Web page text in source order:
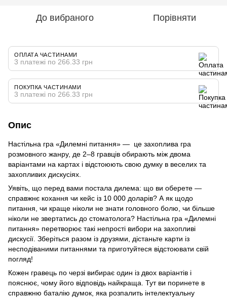
До вибраного Порівняти
ОПЛАТА ЧАСТИНАМИ
3 платежі по 266.33 грн
ПОКУПКА ЧАСТИНАМИ
3 платежі по 266.33 грн
Опис
Настільна гра «Дилемні питання» — це захоплива гра
розмовного жанру, де 2–8 гравців обирають між двома
варіантами на картах і відстоюють свою думку в веселих та
захопливих дискусіях.
Уявіть, що перед вами постала дилема: що ви оберете —
справжнє кохання чи кейс із 10 000 доларів? А як щодо
питання, чи краще ніколи не знати головного болю, чи більше
ніколи не звертатись до стоматолога? Настільна гра «Дилемні
питання» перетворює такі непрості вибори на захопливі
дискусії. Зберіться разом із друзями, дістаньте карти із
несподіваними питаннями та приготуйтеся відстоювати свій
погляд!
Кожен гравець по черзі вибирає один із двох варіантів і
пояснює, чому його відповідь найкраща. Тут ви поринете в
справжню баталію думок, яка розпалить інтелектуальну